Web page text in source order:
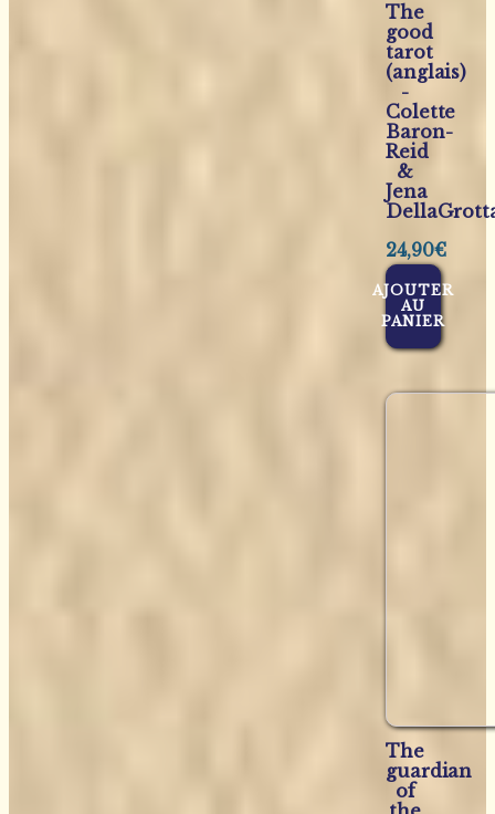
The
good
tarot
(anglais)
-
Colette
Baron-
Reid
&
Jena
24,90€
AJOUTER
AU
PANIER
The
guardian
of